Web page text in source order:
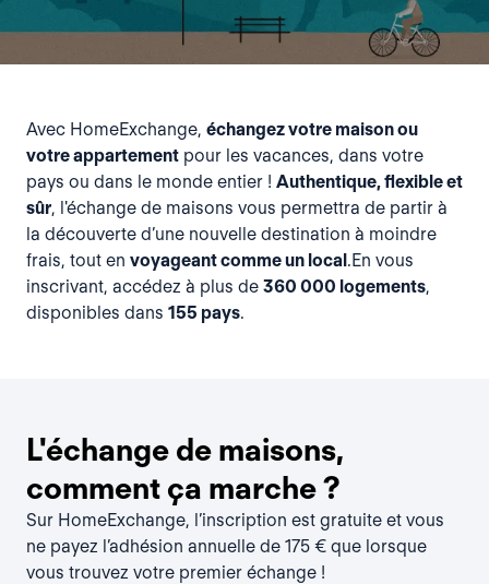
Avec HomeExchange, échangez votre maison ou
votre appartement pour les vacances, dans votre
pays ou dans le monde entier ! Authentique, flexible et
sûr, l'échange de maisons vous permettra de partir à
la découverte d’une nouvelle destination à moindre
frais, tout en voyageant comme un local.En vous
inscrivant, accédez à plus de 360 000 logements,
disponibles dans 155 pays.
L'échange de maisons,
comment ça marche ?
Sur HomeExchange, l’inscription est gratuite et vous
ne payez l’adhésion annuelle de 175 € que lorsque
vous trouvez votre premier échange !